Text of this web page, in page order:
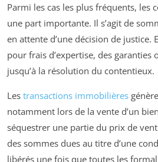
Parmi les cas les plus fréquents, les
une part importante. Il s’agit de
en attente d’une décision de
pour frais d’expertise, des
jusqu’à la résolution du contentieux.
Les transactions immobilières
notamment lors de la vente d’un
séquestrer une partie du prix de
des sommes dues au titre d’une
libérés une fois que toutes les